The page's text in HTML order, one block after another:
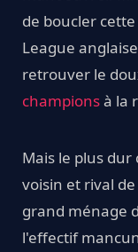
de boucler
League
retrouver le
championsà la
Mais le plus
voisin et rival
grand ménage
l'effectif